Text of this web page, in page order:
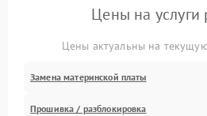
Цены на услуги
Цены актуальны на
Замена материнской платы
Прошивка / разблокировка